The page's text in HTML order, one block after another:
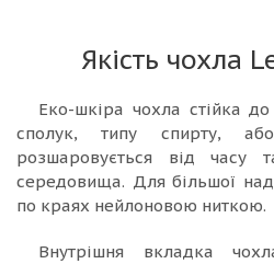
Якість чохла
Еко-шкіра чохла стійка
сполук, типу спирту,
розшаровується від часу
середовища. Для більшої
по краях нейлоновою ниткою.
Внутрішня вкладка